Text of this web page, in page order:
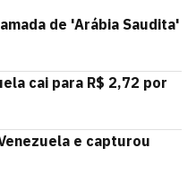
de 'Arábia Saudita'
cai para R$ 2,72 por
e capturou